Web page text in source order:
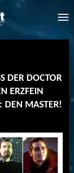
DER DOCTOR
ERZFEIN
DEN MASTER!